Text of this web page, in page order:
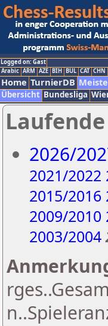
Logged on: Gast
Arabic ARM AZE BIH BUL CAT CHN
Home TurnierDB
Übersicht Bundesliga
2026/
2021/2022
2015/2016
2009/2010
2003/2004